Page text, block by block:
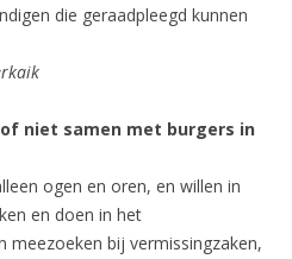
die geraadpleegd kunnen
niet samen met burgers in
ogen en oren, en willen in
en doen in het
meezoeken bij vermissingzaken,